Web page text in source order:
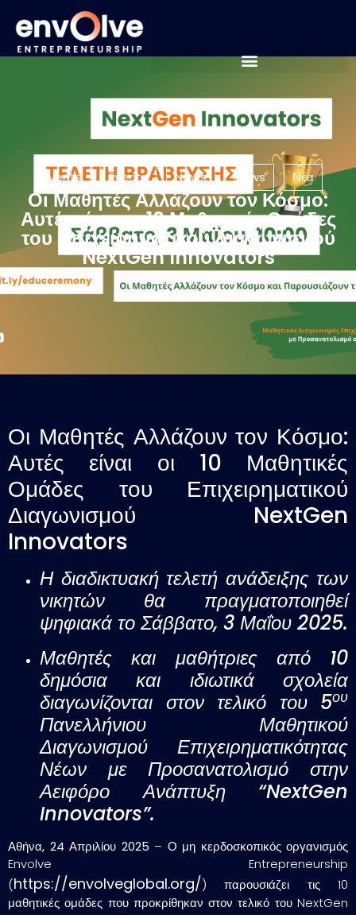
Events Events News News Νέα
Οι Μαθητές Αλλάζουν τον Κόσμο:
Αυτές είναι οι 10 Μαθητικές Ομάδες
του Επιχειρηματικού Διαγωνισμού
NextGen Innovators
Οι Μαθητές Αλλάζουν τον Κόσμο:
Αυτές είναι οι 10 Μαθητικές
Ομάδες του Επιχειρηματικού
Διαγωνισμού NextGen
Innovators
Η διαδικτυακή τελετή ανάδειξης των
νικητών θα πραγματοποιηθεί
ψηφιακά το Σάββατο, 3 Μαΐου 2025.
Μαθητές και μαθήτριες από 10
δημόσια και ιδιωτικά σχολεία
διαγωνίζονται στον τελικό του 5ου
Πανελλήνιου Μαθητικού
Διαγωνισμού Επιχειρηματικότητας
Νέων με Προσανατολισμό στην
Αειφόρο Ανάπτυξη “NextGen
Innovators”.
Αθήνα, 24 Απριλίου 2025 – Ο μη κερδοσκοπικός οργανισμός
Envolve Entrepreneurship
(https://envolveglobal.org/) παρουσιάζει τις 10
μαθητικές ομάδες που προκρίθηκαν στον τελικό του NextGen